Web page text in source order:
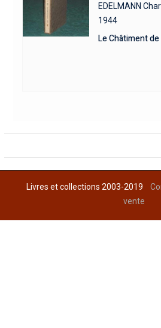
EDELMANN
1944
Le Châtiment de
Livres et collections 2003-2019
vente